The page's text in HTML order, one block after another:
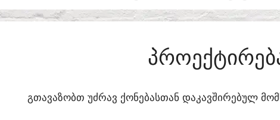
ᲒᲗᲐᲕᲐᲖᲝᲑᲗ ᲣᲫᲠᲐᲕ ᲥᲝᲜᲔᲑᲐᲡᲗᲐᲜ ᲓᲐᲙᲐᲕᲨᲘᲠᲔᲑᲣᲚ